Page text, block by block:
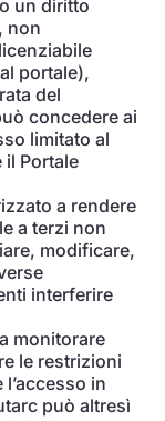
un diritto
non
portale),
del
concedere ai
limitato al
Portale
a rendere
a terzi non
modificare,
interferire
monitorare
le restrizioni
in
può altresì